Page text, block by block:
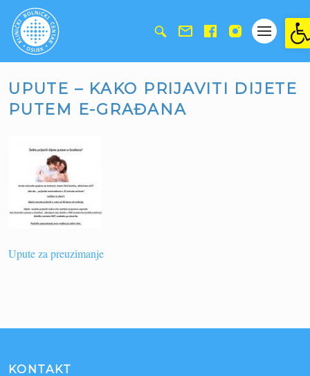
UPUTE – KAKO PRIJAVITI DIJETE
PUTEM E-GRAĐANA
Upute za preuzimanje
KONTAKT